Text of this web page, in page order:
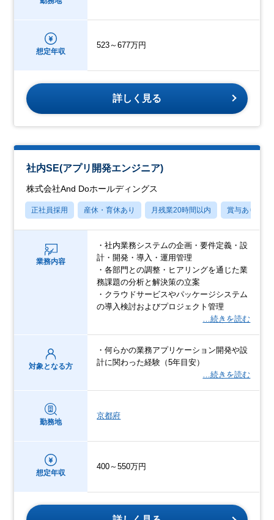
想定年収
523～677万円
詳しく見る
社内SE(アプリ開発エンジニア)
株式会社And Doホールディングス
正社員採用 産休・育休あり 月残業20時間以内 賞与あり
業務内容
・社内業務システムの企画・要件定義・設
計・開発・導入・運用管理
・各部門との調整・ヒアリングを通じた業
務課題の分析と解決策の立案
・クラウドサービスやパッケージシステム
の導入検討およびプロジェクト管理
…続きを読む
対象となる方
・何らかの業務アプリケーション開発や設
計に関わった経験（5年目安）
…続きを読む
勤務地
京都府
想定年収
400～550万円